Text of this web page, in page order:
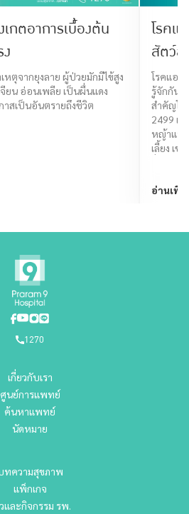
กตอาการเบื้องต้น
หตุจากยุงลาย ผู้ป่วยมักมีไข้สูง
ยน อ่อนเพลีย เป็นผื่นแดง
าสเป็นอันตรายถึงชีวิต
โรคแ
สัตว์
โรคแอน
รู้จักกันม
สำคัญโ
2499 เ
หญ้าแทบ
เลี้ยง เ
อ่านเพิ่
1270
เกี่ยวกับเรา
ศูนย์การแพทย์
ค้นหาแพทย์
นัดหมาย
ทความสุขภาพ
แพ็กเกจ
และกิจกรรม รพ.